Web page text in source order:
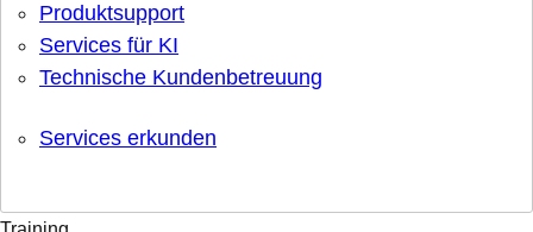
Produktsupport
Services für KI
Technische Kundenbetreuung
Services erkunden